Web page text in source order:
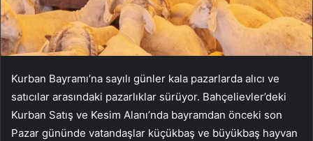
Kurban Bayramı’na sayılı günler kala pazarlarda alıcı ve
satıcılar arasındaki pazarlıklar sürüyor. Bahçelievler’deki
Kurban Satış ve Kesim Alanı’nda bayramdan önceki son
Pazar gününde vatandaşlar küçükbaş ve büyükbaş hayvan